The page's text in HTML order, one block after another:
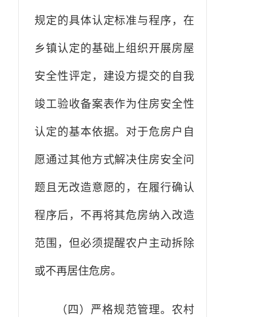
规定的具体认定标准与程序，在
乡镇认定的基础上组织开展房屋
安全性评定，建设方提交的自我
竣工验收备案表作为住房安全性
认定的基本依据。对于危房户自
愿通过其他方式解决住房安全问
题且无改造意愿的，在履行确认
程序后，不再将其危房纳入改造
范围，但必须提醒农户主动拆除
或不再居住危房。
（四）严格规范管理。农村